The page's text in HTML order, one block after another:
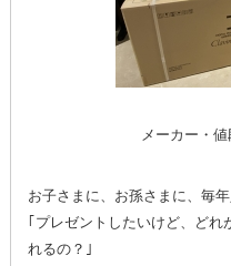
メーカー・
お子さまに、お孫さまに、毎
｢プレゼントしたいけど、どれ
れるの？｣